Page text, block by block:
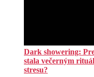
Dark showering:
stala večerným
stresu?